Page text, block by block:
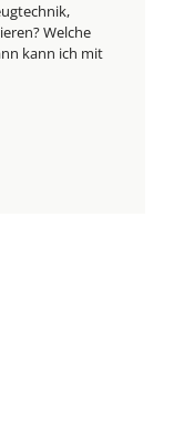
Welche
kann ich mit